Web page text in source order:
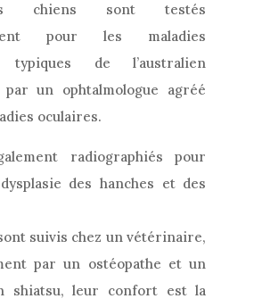
chiens sont testés
pour les maladies
typiques de l’australien
un ophtalmologue agréé
oculaires.
radiographiés pour
des hanches et des
suivis chez un vétérinaire,
par un ostéopathe et un
shiatsu, leur confort est la